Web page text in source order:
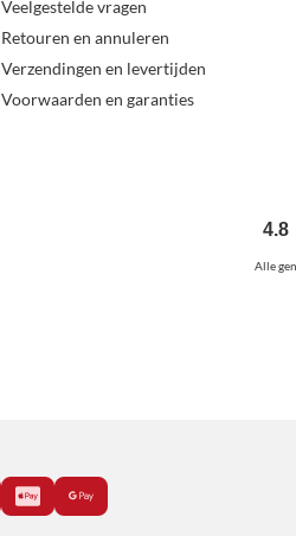
Veelgestelde vragen
Retouren en annuleren
Verzendingen en levertijden
Voorwaarden en garanties
4.8
Alle